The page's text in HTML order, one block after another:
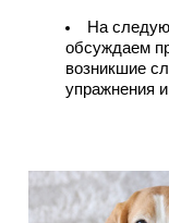
На
обсуждаем
возникшие
упражнения